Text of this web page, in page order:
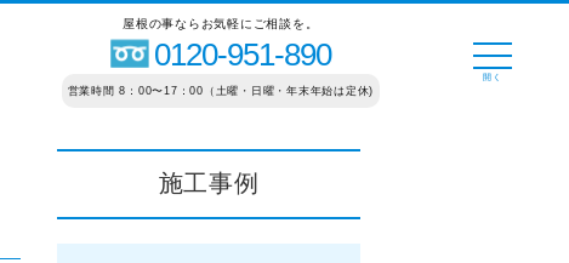
屋根の事ならお気軽にご相談を。
0120-951-890
営業時間 8：00〜17：00（土曜・日曜・年末年始は定休)
施工事例